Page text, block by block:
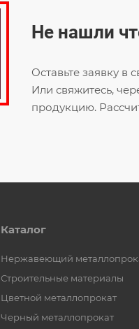
Не нашли
Оставьте заявку в
Или свяжитесь,
продукцию.
Каталог
Нержавеющий
Строительные материалы
Цветной металлопрокат
Черный металлопрокат